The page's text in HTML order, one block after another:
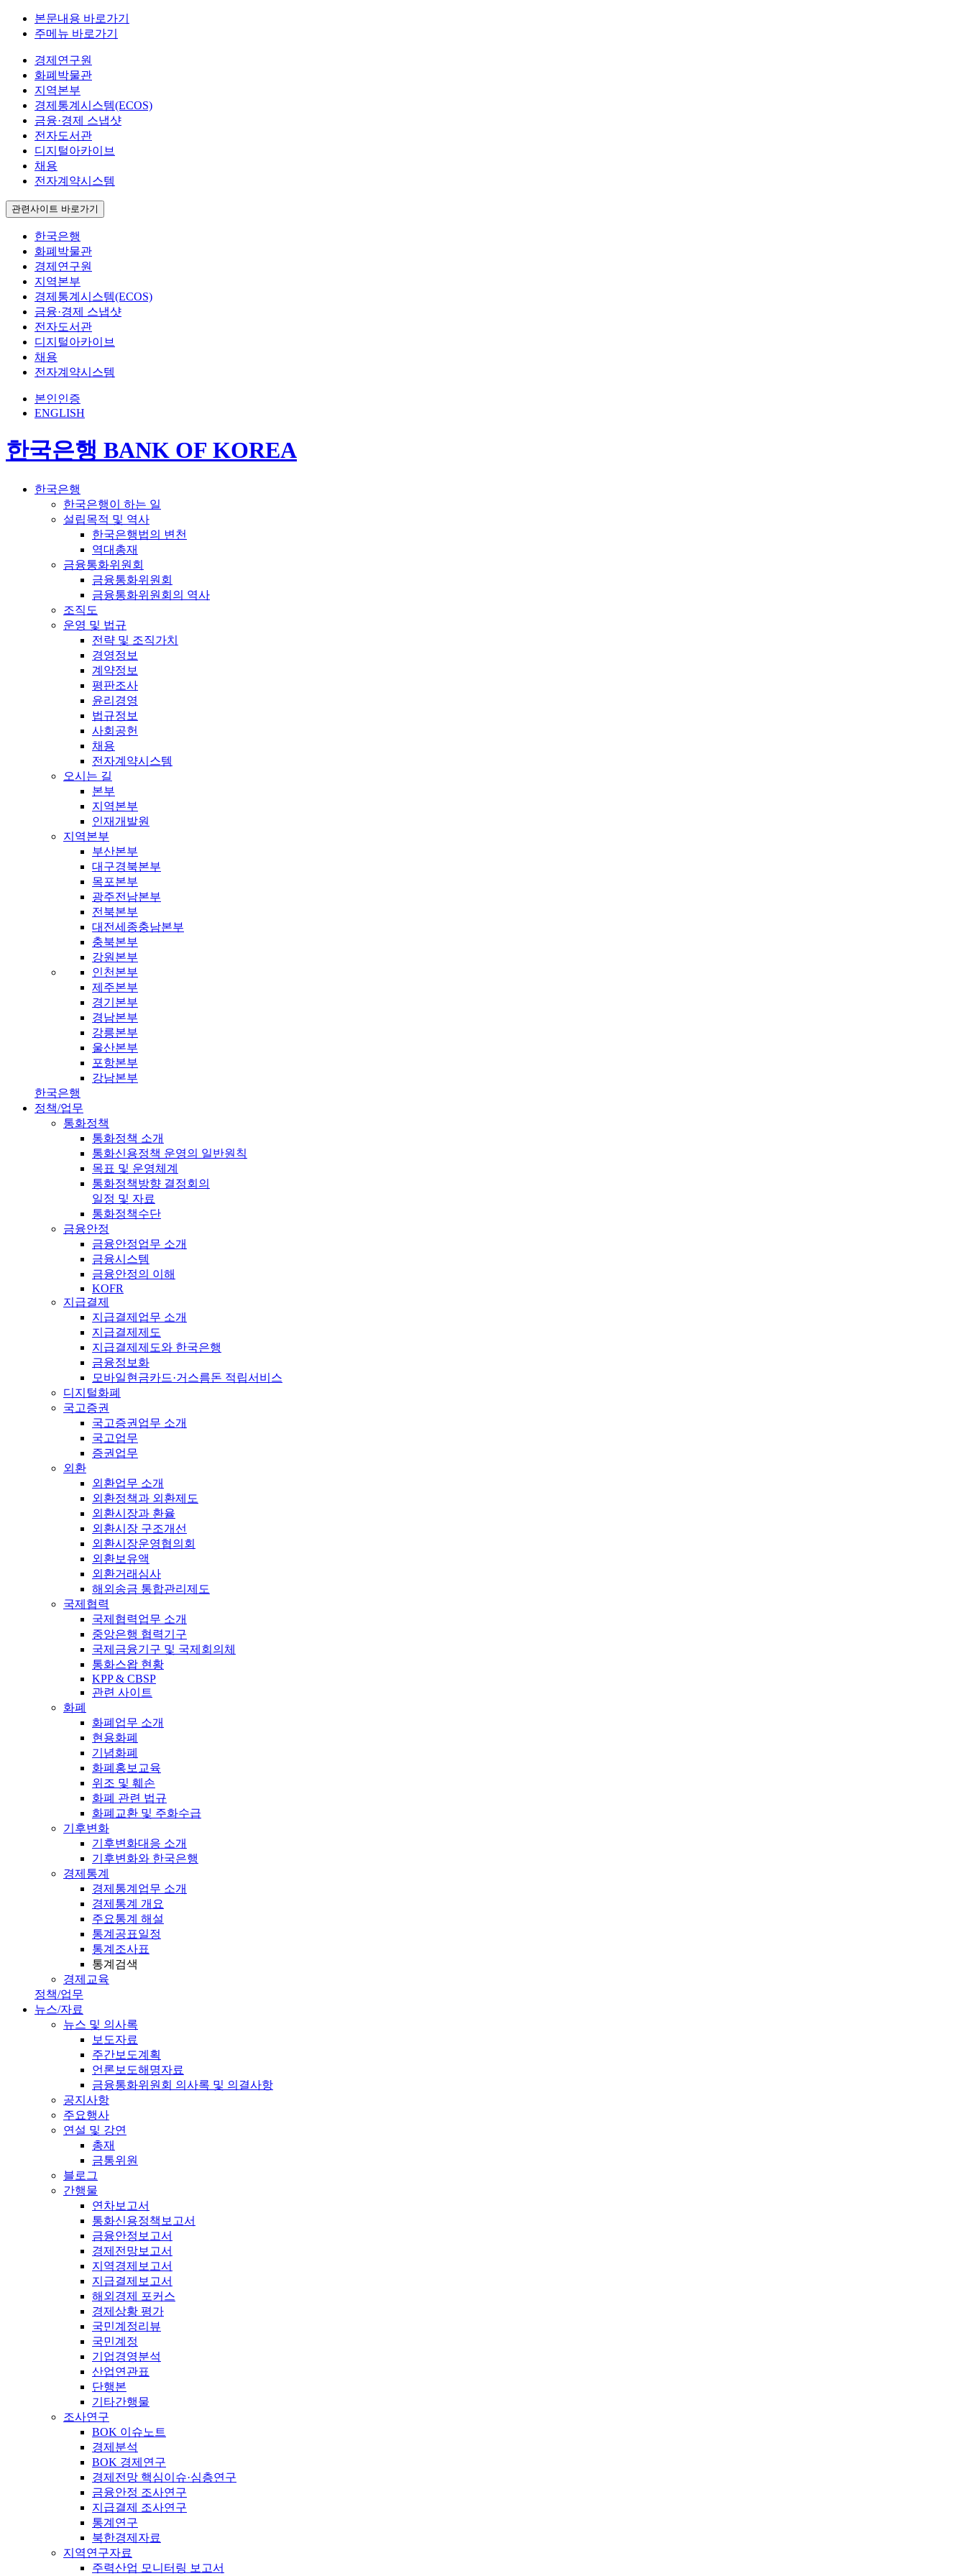
본문내용 바로가기
주메뉴 바로가기
경제연구원
화폐박물관
지역본부
경제통계시스템(ECOS)
금융·경제 스냅샷
전자도서관
디지털아카이브
채용
전자계약시스템
관련사이트 바로가기
한국은행
화폐박물관
경제연구원
지역본부
경제통계시스템(ECOS)
금융·경제 스냅샷
전자도서관
디지털아카이브
채용
전자계약시스템
본인인증
ENGLISH
한국은행 BANK OF KOREA
한국은행
한국은행이 하는 일
설립목적 및 역사
한국은행법의 변천
역대총재
금융통화위원회
금융통화위원회
금융통화위원회의 역사
조직도
운영 및 법규
전략 및 조직가치
경영정보
계약정보
평판조사
윤리경영
법규정보
사회공헌
채용
전자계약시스템
오시는 길
본부
지역본부
인재개발원
지역본부
부산본부
대구경북본부
목포본부
광주전남본부
전북본부
대전세종충남본부
충북본부
강원본부
인천본부
제주본부
경기본부
경남본부
강릉본부
울산본부
포항본부
강남본부
한국은행
정책/업무
통화정책
통화정책 소개
통화신용정책 운영의 일반원칙
목표 및 운영체계
통화정책방향 결정회의
일정 및 자료
통화정책수단
금융안정
금융안정업무 소개
금융시스템
금융안정의 이해
KOFR
지급결제
지급결제업무 소개
지급결제제도
지급결제제도와 한국은행
금융정보화
모바일현금카드·거스름돈 적립서비스
디지털화폐
국고증권
국고증권업무 소개
국고업무
증권업무
외환
외환업무 소개
외환정책과 외환제도
외환시장과 환율
외환시장 구조개선
외환시장운영협의회
외환보유액
외환거래심사
해외송금 통합관리제도
국제협력
국제협력업무 소개
중앙은행 협력기구
국제금융기구 및 국제회의체
통화스왑 현황
KPP & CBSP
관련 사이트
화폐
화폐업무 소개
현용화폐
기념화폐
화폐홍보교육
위조 및 훼손
화폐 관련 법규
화폐교환 및 주화수급
기후변화
기후변화대응 소개
기후변화와 한국은행
경제통계
경제통계업무 소개
경제통계 개요
주요통계 해설
통계공표일정
통계조사표
통계검색
경제교육
정책/업무
뉴스/자료
뉴스 및 의사록
보도자료
주간보도계획
언론보도해명자료
금융통화위원회 의사록 및 의결사항
공지사항
주요행사
연설 및 강연
총재
금통위원
블로그
간행물
연차보고서
통화신용정책보고서
금융안정보고서
경제전망보고서
지역경제보고서
지급결제보고서
해외경제 포커스
경제상황 평가
국민계정리뷰
국민계정
기업경영분석
산업연관표
단행본
기타간행물
조사연구
BOK 이슈노트
경제분석
BOK 경제연구
경제전망 핵심이슈·심층연구
금융안정 조사연구
지급결제 조사연구
통계연구
북한경제자료
지역연구자료
주력산업 모니터링 보고서